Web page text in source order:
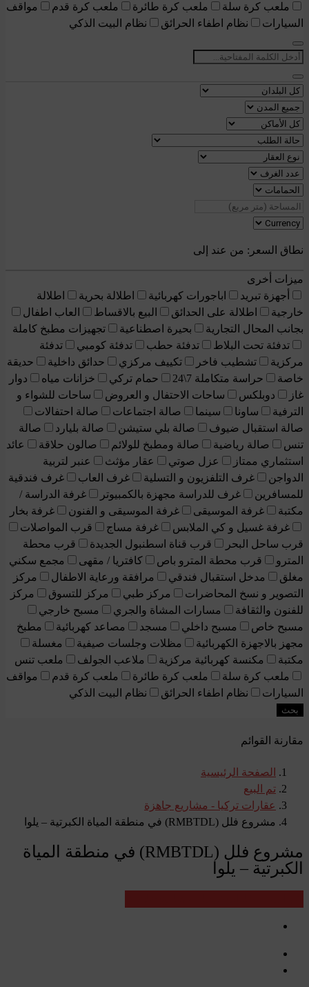
ملعب كرة سلة
ملعب كرة طائرة ملعب كرة قدم
مواقف
السيارات
نظام اطفاء الحرائق نظام البيت الذكي
نطاق السعر: من عند إلى
ميزات أخرى
أجهزة تبريد
اباجورات كهربائية اطلالة بحرية
اطلالة
خارجية
اطلالة على الحدائق البيع بالاقساط
العاب اطفال
بجانب المحال التجارية
بحيرة اصطناعية
تجهيزات مطبخ كاملة
تدفئة تحت البلاط
تدفئة حطب تدفئة كومبي
تدفئة
مركزية
تشطيب فاخر تكييف مركزي حدائق داخلية
حديقة
خاصة
حراسة متكاملة 7\24 حمام تركي خزانات مياه
دوار
غاز
دوبلكس ساحات الاحتفال و العروض
ساحات للشواء و
الترفية
ساونا سينما صالة اجتماعات
صالة احتفالات
صالة استقبال ضيوف
صالة بلي ستيشن صالة بليارد
صالة
تنس
صالة رياضية صالة ومطبخ للولائم صالون حلاقة
عائد
استثماري ممتاز
عزل صوتي عقار مؤثث
عنبر لتربية
الدواجن
غرف التلفزيون و التسلية غرف العاب
غرف فندقية
للمسافرين
غرف للدراسة مجهزة بالكمبيوتر
غرفة الدراسة /
مكتبة
غرفة الموسيقى غرفة الموسيقى و الفنون
غرفة بخار
غرفة غسيل و كي الملابس
غرفة مساج
قرب المواصلات
قرب ساحل البحر
قرب قناة اسطنبول الجديدة
قرب محطة
المترو
قرب محطة المترو باص كافتريا / مقهى
مجمع سكني
مغلق
مدخل استقبال فندقي مرافقة ورعاية الاطفال
مركز
التصوير و نسخ المحاضرات
مركز طبي مركز للتسوق
مركز
للفنون والثقافة
مسارات المشاة والجري
مسبح خارجي
مسبح خاص
مسبح داخلي مسجد مصاعد كهربائية
مطبخ
مجهز بالاجهزة الكهربائية
مظلات وجلسات صيفية
مغسلة
مكتبة
مكنسة كهربائية مركزية ملاعب الجولف
ملعب تنس
ملعب كرة سلة
ملعب كرة طائرة ملعب كرة قدم
مواقف
السيارات
نظام اطفاء الحرائق نظام البيت الذكي
بحث
مقارنة القوائم
الصفحة الرئيسية
تم البيع
عقارات تركيا - مشاريع جاهزة
مشروع فلل (RMBTDL) في منطقة المياة الكبرتية – يلوا
مشروع فلل (RMBTDL) في منطقة المياة
الكبرتية – يلوا